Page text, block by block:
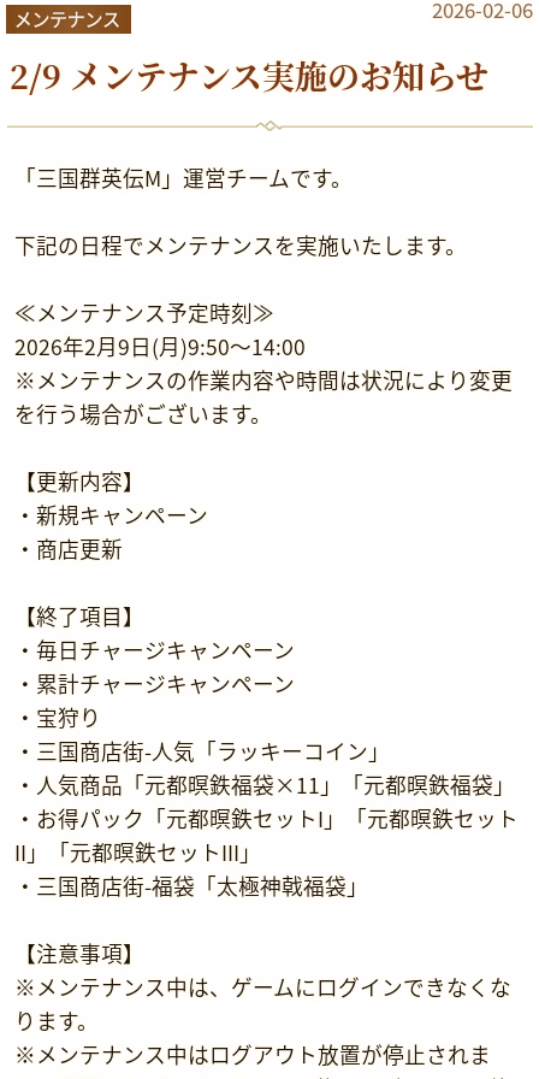
2026-02-06
2/9 メンテナンス実施のお知らせ
「三国群英伝M」運営チームです。
下記の日程でメンテナンスを実施いたします。
≪メンテナンス予定時刻≫
2026年2月9日(月)9:50～14:00
※メンテナンスの作業内容や時間は状況により変更
を行う場合がございます。
【更新内容】
・新規キャンペーン
・商店更新
【終了項目】
・毎日チャージキャンペーン
・累計チャージキャンペーン
・宝狩り
・三国商店街-人気「ラッキーコイン」
・人気商品「元都暝鉄福袋×11」「元都暝鉄福袋」
・お得パック「元都暝鉄セットI」「元都暝鉄セット
II」「元都暝鉄セットIII」
・三国商店街-福袋「太極神戟福袋」
【注意事項】
※メンテナンス中は、ゲームにログインできなくな
ります。
※メンテナンス中はログアウト放置が停止されま